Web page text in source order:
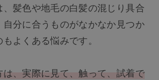
、髪色や地毛の白髪の混じり具合
分に合うものがなかなか見つか
よくある悩みです。
、実際に見て、触って、試着で